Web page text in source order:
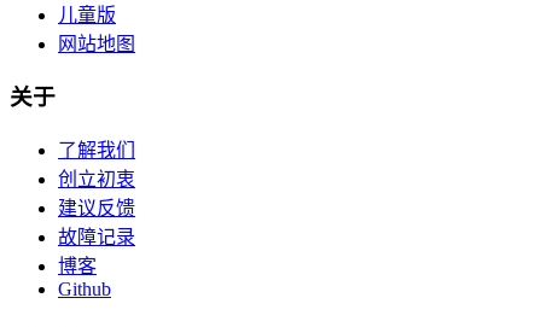
儿童版
网站地图
关于
了解我们
创立初衷
建议反馈
故障记录
博客
Github